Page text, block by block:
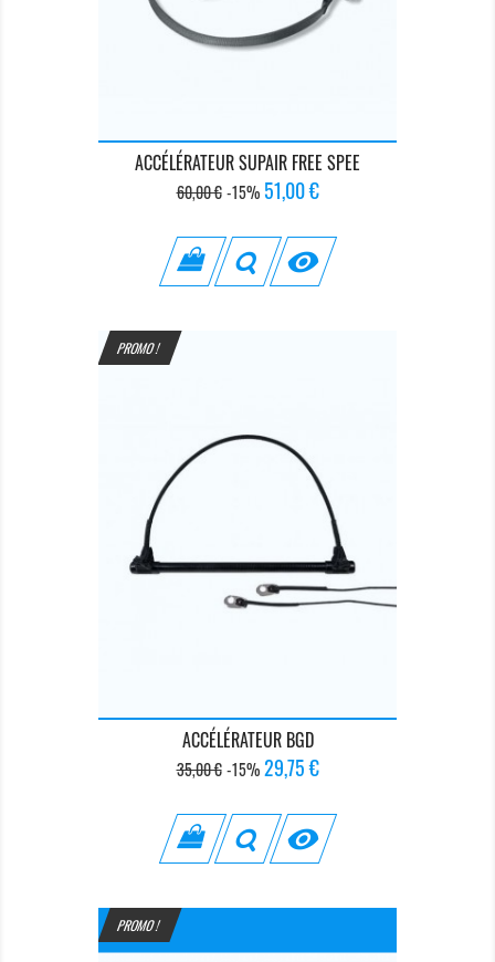
ACCÉLÉRATEUR SUPAIR FREE SPEE
Prix
de
base
60,00 € -15% Prix
51,00 €

PROMO !
ACCÉLÉRATEUR BGD
Prix
de
base
35,00 € -15% Prix
29,75 €

PROMO !